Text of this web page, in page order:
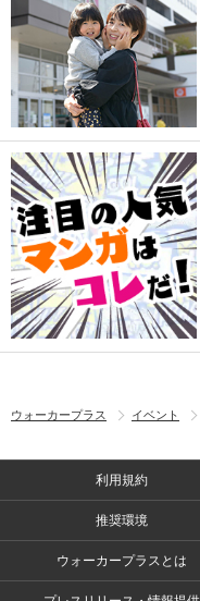
ウォーカープラス イベント
利用規約
推奨環境
ウォーカープラスとは